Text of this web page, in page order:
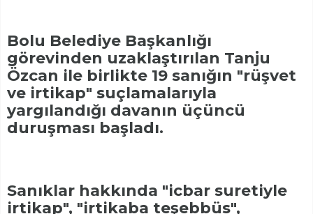
Bolu Belediye Başkanlığı
görevinden uzaklaştırılan Tanju
Özcan ile birlikte 19 sanığın "rüşvet
ve irtikap" suçlamalarıyla
yargılandığı davanın üçüncü
duruşması başladı.
Sanıklar hakkında "icbar suretiyle
irtikap", "irtikaba teşebbüs",